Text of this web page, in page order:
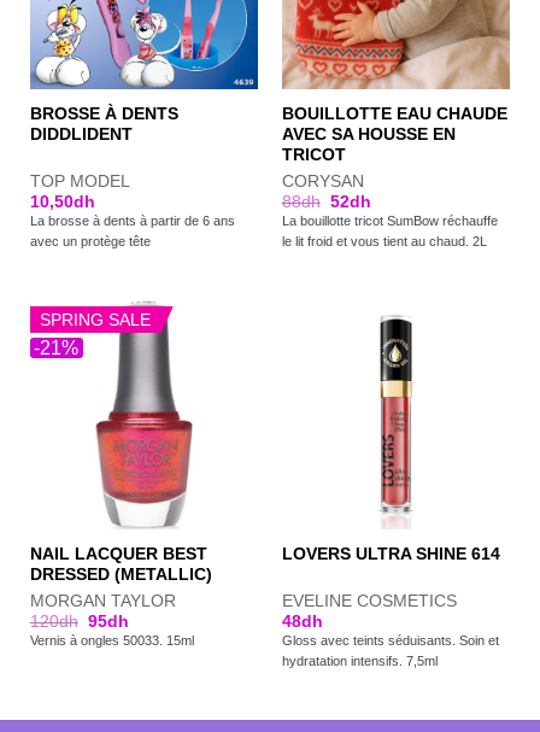
BROSSE À DENTS
DIDDLIDENT
TOP MODEL
10,50dh
La brosse à dents à partir de 6 ans
avec un protège tête
BOUILLOTTE EAU CHAUDE
AVEC SA HOUSSE EN
TRICOT
CORYSAN
88dh 52dh
La bouillotte tricot SumBow réchauffe
le lit froid et vous tient au chaud. 2L
-21%
SPRING SALE
NAIL LACQUER BEST
DRESSED (METALLIC)
MORGAN TAYLOR
120dh 95dh
Vernis à ongles 50033. 15ml
LOVERS ULTRA SHINE 614
EVELINE COSMETICS
48dh
Gloss avec teints séduisants. Soin et
hydratation intensifs. 7,5ml